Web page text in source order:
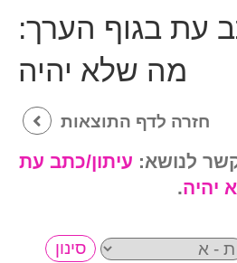
עת בגוף הערך:
מה שלא יהיה
חזרה לדף התוצאות
עיתון/כתב עת
יהיה.